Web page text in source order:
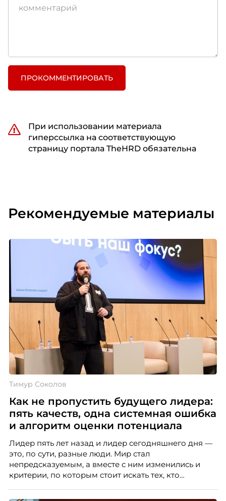
ПРОКОММЕНТИРОВАТЬ
При использовании материала
гиперссылка на соответствующую
страницу портала TheHRD обязательна
Рекомендуемые материалы
Тимур Соколов
Как не пропустить будущего лидера:
пять качеств, одна системная ошибка
и алгоритм оценки потенциала
Лидер пять лет назад и лидер сегодняшнего дня —
это, по сути, разные люди. Мир стал
непредсказуемым, а вместе с ним изменились и
критерии, по которым стоит искать тех, кто